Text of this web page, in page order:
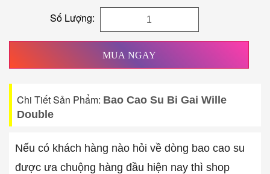
Số Lượng:
MUA NGAY
Chi Tiết Sản Phẩm: Bao Cao Su Bi Gai Wille
Double
Nếu có khách hàng nào hỏi về dòng bao cao su
được ưa chuộng hàng đầu hiện nay thì shop